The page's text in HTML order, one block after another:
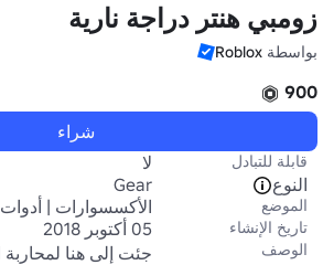
زومبي هنتر دراجة نارية
بواسطة Roblox
900
شراء
قابلة للتبادل
لا
النوع
Gear
الموضع الأكسسوارات | أدوات
تاريخ الإنشاء 05 أكتوبر 2018
الوصف